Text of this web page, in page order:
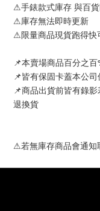
⚠手錶款式庫存 與百
⚠庫存無法即時更新
⚠限量商品現貨跑得快
📌本賣場商品百分之
📌皆有保固卡蓋本公
📌商品出貨前皆有錄
退換貨
⚠若無庫存商品會通